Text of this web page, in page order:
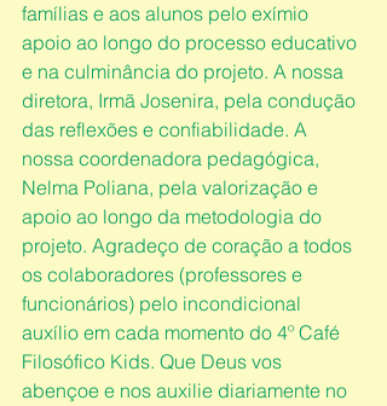
famílias e aos alunos pelo exímio
apoio ao longo do processo educativo
e na culminância do projeto. A nossa
diretora, Irmã Josenira, pela condução
das reflexões e confiabilidade. A
nossa coordenadora pedagógica,
Nelma Poliana, pela valorização e
apoio ao longo da metodologia do
projeto. Agradeço de coração a todos
os colaboradores (professores e
funcionários) pelo incondicional
auxílio em cada momento do 4º Café
Filosófico Kids. Que Deus vos
abençoe e nos auxilie diariamente no